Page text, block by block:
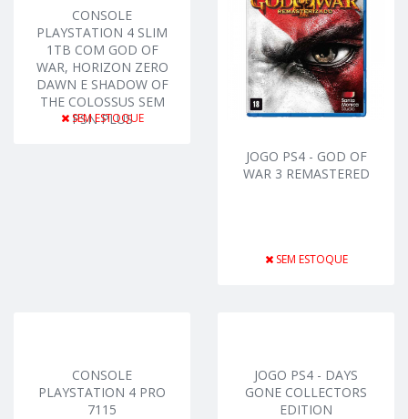
CONSOLE
PLAYSTATION 4 SLIM
1TB COM GOD OF
WAR, HORIZON ZERO
DAWN E SHADOW OF
THE COLOSSUS SEM
PSN PLUS
SEM ESTOQUE
JOGO PS4 - GOD OF
WAR 3 REMASTERED
SEM ESTOQUE
CONSOLE
PLAYSTATION 4 PRO
7115
JOGO PS4 - DAYS
GONE COLLECTORS
EDITION